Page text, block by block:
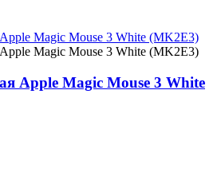
Apple Magic Mouse 3 White